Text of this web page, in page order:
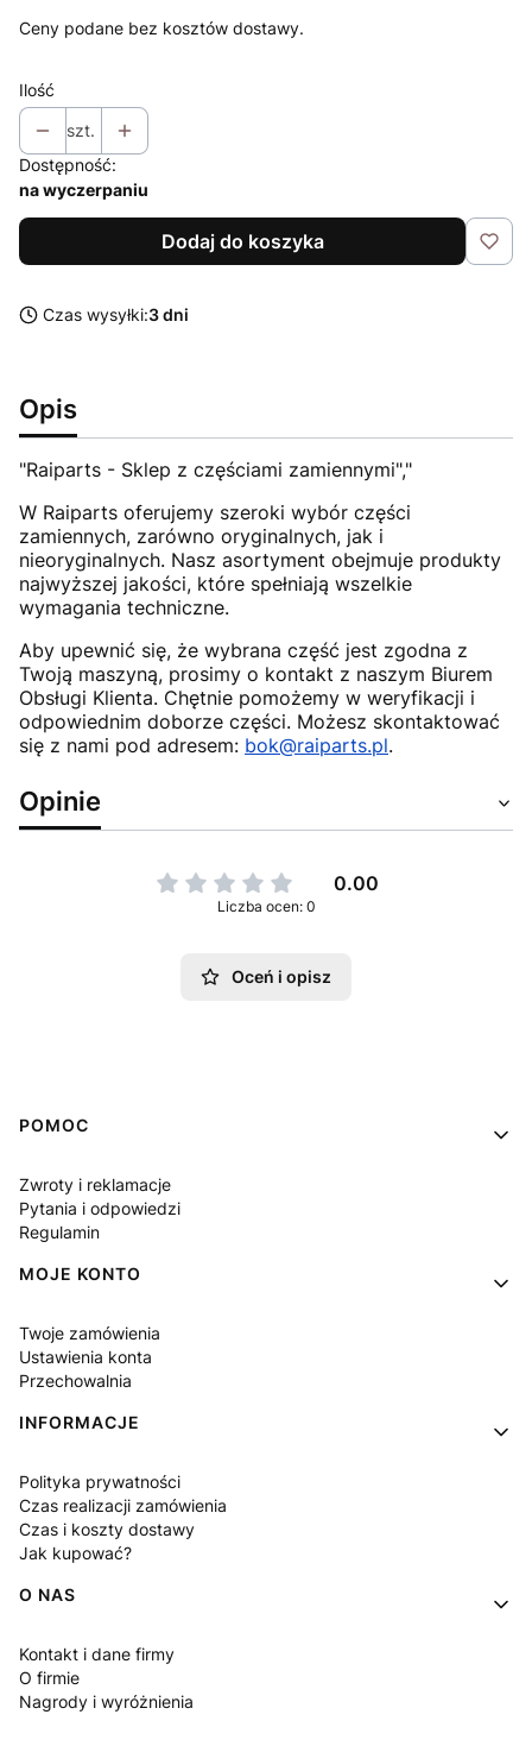
Ceny podane bez kosztów dostawy.
Ilość
szt.
Dostępność:
na wyczerpaniu
Dodaj do koszyka
Czas wysyłki:3 dni
Opis
"Raiparts - Sklep z częściami zamiennymi","
W Raiparts oferujemy szeroki wybór części
zamiennych, zarówno oryginalnych, jak i
nieoryginalnych. Nasz asortyment obejmuje produkty
najwyższej jakości, które spełniają wszelkie
wymagania techniczne.
Aby upewnić się, że wybrana część jest zgodna z
Twoją maszyną, prosimy o kontakt z naszym Biurem
Obsługi Klienta. Chętnie pomożemy w weryfikacji i
odpowiednim doborze części. Możesz skontaktować
się z nami pod adresem: bok@raiparts.pl.
Opinie
0.00
Liczba ocen: 0
Oceń i opisz
Linki w stopce
POMOC
Zwroty i reklamacje
Pytania i odpowiedzi
Regulamin
MOJE KONTO
Twoje zamówienia
Ustawienia konta
Przechowalnia
INFORMACJE
Polityka prywatności
Czas realizacji zamówienia
Czas i koszty dostawy
Jak kupować?
O NAS
Kontakt i dane firmy
O firmie
Nagrody i wyróżnienia